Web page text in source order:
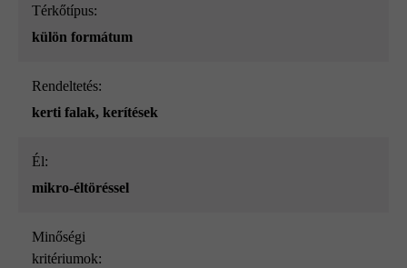
Térkőtípus:
külön formátum
Rendeltetés:
kerti falak, kerítések
él:
mikro-éltöréssel
Minőségi
kritériumok: